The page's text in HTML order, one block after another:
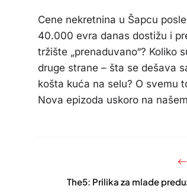
Cene nekretnina u Šapcu
40.000 evra danas dostižu i
tržište „prenaduvano“? Koliko
druge strane – šta se dešava
košta kuća na selu? O svemu
Nova epizoda uskoro na
The5: Prilika za mlade